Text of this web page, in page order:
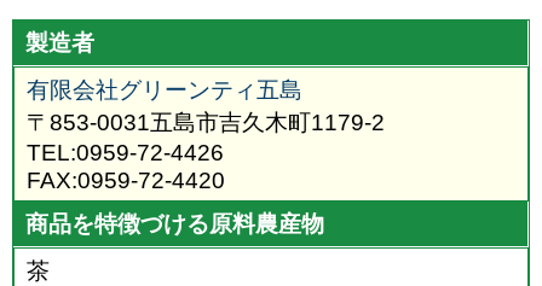
製造者
有限会社グリーンティ五島
〒853-0031五島市吉久木町1179-2
TEL:0959-72-4426
FAX:0959-72-4420
商品を特徴づける原料農産物
茶